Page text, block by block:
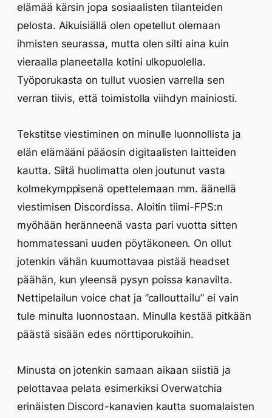
elämää kärsin jopa sosiaalisten tilanteiden
pelosta. Aikuisiällä olen opetellut olemaan
ihmisten seurassa, mutta olen silti aina kuin
vieraalla planeetalla kotini ulkopuolella.
Työporukasta on tullut vuosien varrella sen
verran tiivis, että toimistolla viihdyn mainiosti.
Tekstitse viestiminen on minulle luonnollista ja
elän elämääni pääosin digitaalisten laitteiden
kautta. Siitä huolimatta olen joutunut vasta
kolmekymppisenä opettelemaan mm. äänellä
viestimisen Discordissa. Aloitin tiimi-FPS:n
myöhään heränneenä vasta pari vuotta sitten
hommatessani uuden pöytäkoneen. On ollut
jotenkin vähän kuumottavaa pistää headset
päähän, kun yleensä pysyn poissa kanavilta.
Nettipelailun voice chat ja ”callouttailu” ei vain
tule minulta luonnostaan. Minulla kestää pitkään
päästä sisään edes nörttiporukoihin.
Minusta on jotenkin samaan aikaan siistiä ja
pelottavaa pelata esimerkiksi Overwatchia
erinäisten Discord-kanavien kautta suomalaisten